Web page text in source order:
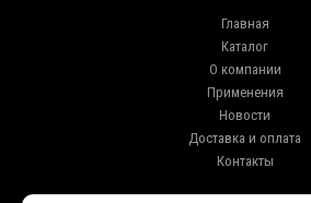
Главная
Каталог
О компании
Применения
Новости
Доставка и оплата
Контакты